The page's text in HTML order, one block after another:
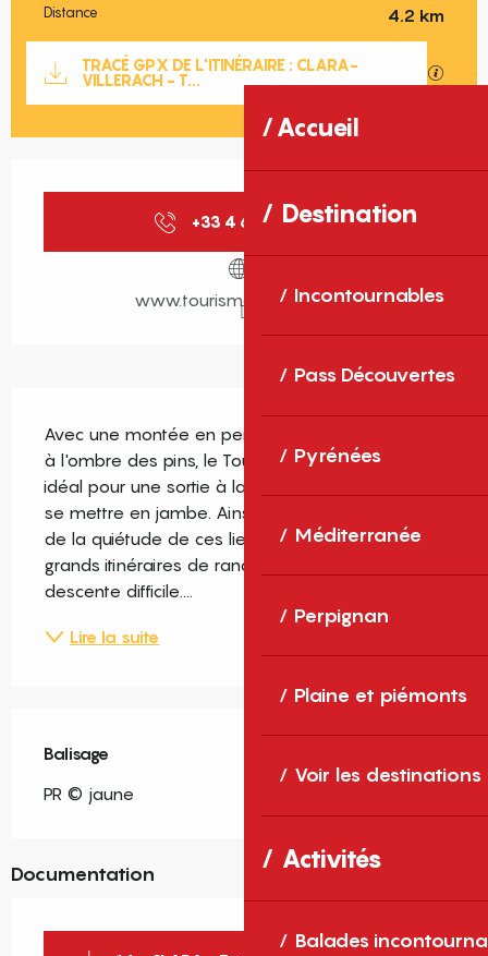
Accueil
Destination
Incontournables
Pass Découvertes
Pyrénées
Méditerranée
Perpignan
Plaine et piémonts
Voir les destinations
Activités
Balades
Distance 4.2 km
Documentation
TRACÉ GPX DE L'ITINÉRAIRE : CLARA-
VILLERACH - T...
Ouverture et coordonnées
+33 4 68 05 41▒▒
www.tourisme-canigo.com
Avec une montée en pente douce qui serpente
à l'ombre des pins, le Tour de Saint-Estève est
idéal pour une sortie à la demi-journée ou pour
se mettre en jambe. Ainsi vous pourrez profiter
de la quiétude de ces lieux à la marge des
grands itinéraires de randonnée. Attention,
descente difficile....
Lire la suite
Balisage
PR © jaune
Documentation